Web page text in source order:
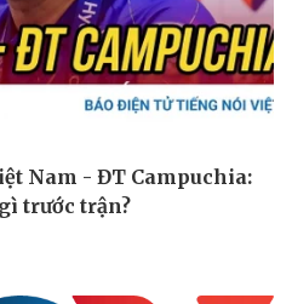
Công nghệ
Sành điệu
Tin Công nghệ
Trải nghiệm